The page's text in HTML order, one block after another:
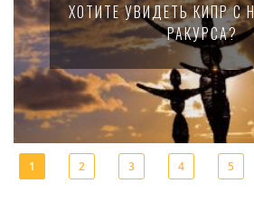
ХОТИТЕ УВИДЕТЬ КИПР С
РАКУРСА?
1 2 3 4 5